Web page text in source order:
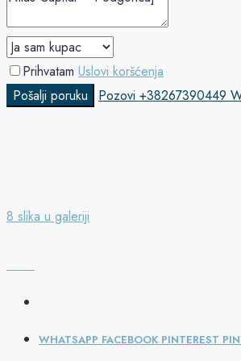
Prihvatam Uslovi koršćenja
Pošalji poruku
Pozovi +38267390449
8 slika u galeriji
WHATSAPP FACEBOOK PINTEREST